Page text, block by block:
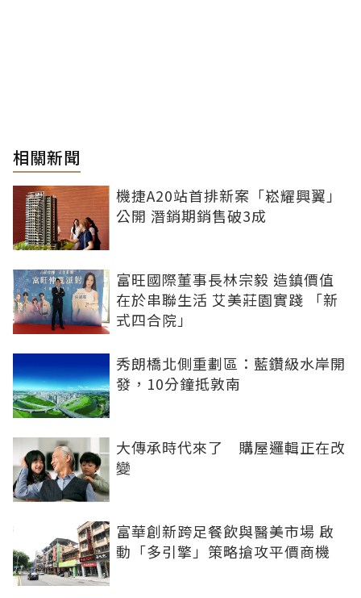
相關新聞
機捷A20站首排新案「崧耀興翼」
公開 潛銷期銷售破3成
富旺國際董事長林宗毅 造鎮價值
在於串聯生活 艾美莊園實踐 「新
式四合院」
秀朗橋北側重劃區：藍鑽級水岸開
發，10分鐘抵敦南
大傳承時代來了 購屋邏輯正在改
變
富華創新跨足餐飲與醫美市場 啟
動「多引擎」策略搶攻平價商機